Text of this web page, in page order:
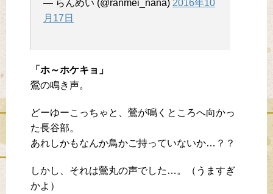
— らんめい (@ranmei_nana) 2016年10
月17日
「ホ～ホケキョ」
鶯の鳴き声。
どーゆーこっちゃと、鶯が鳴くところへ向かっ
た長谷部。
あれしかもなんか鳥かご持っていないか…？？
しかし、それは鶯丸の声でした…。（うますぎ
かよ）